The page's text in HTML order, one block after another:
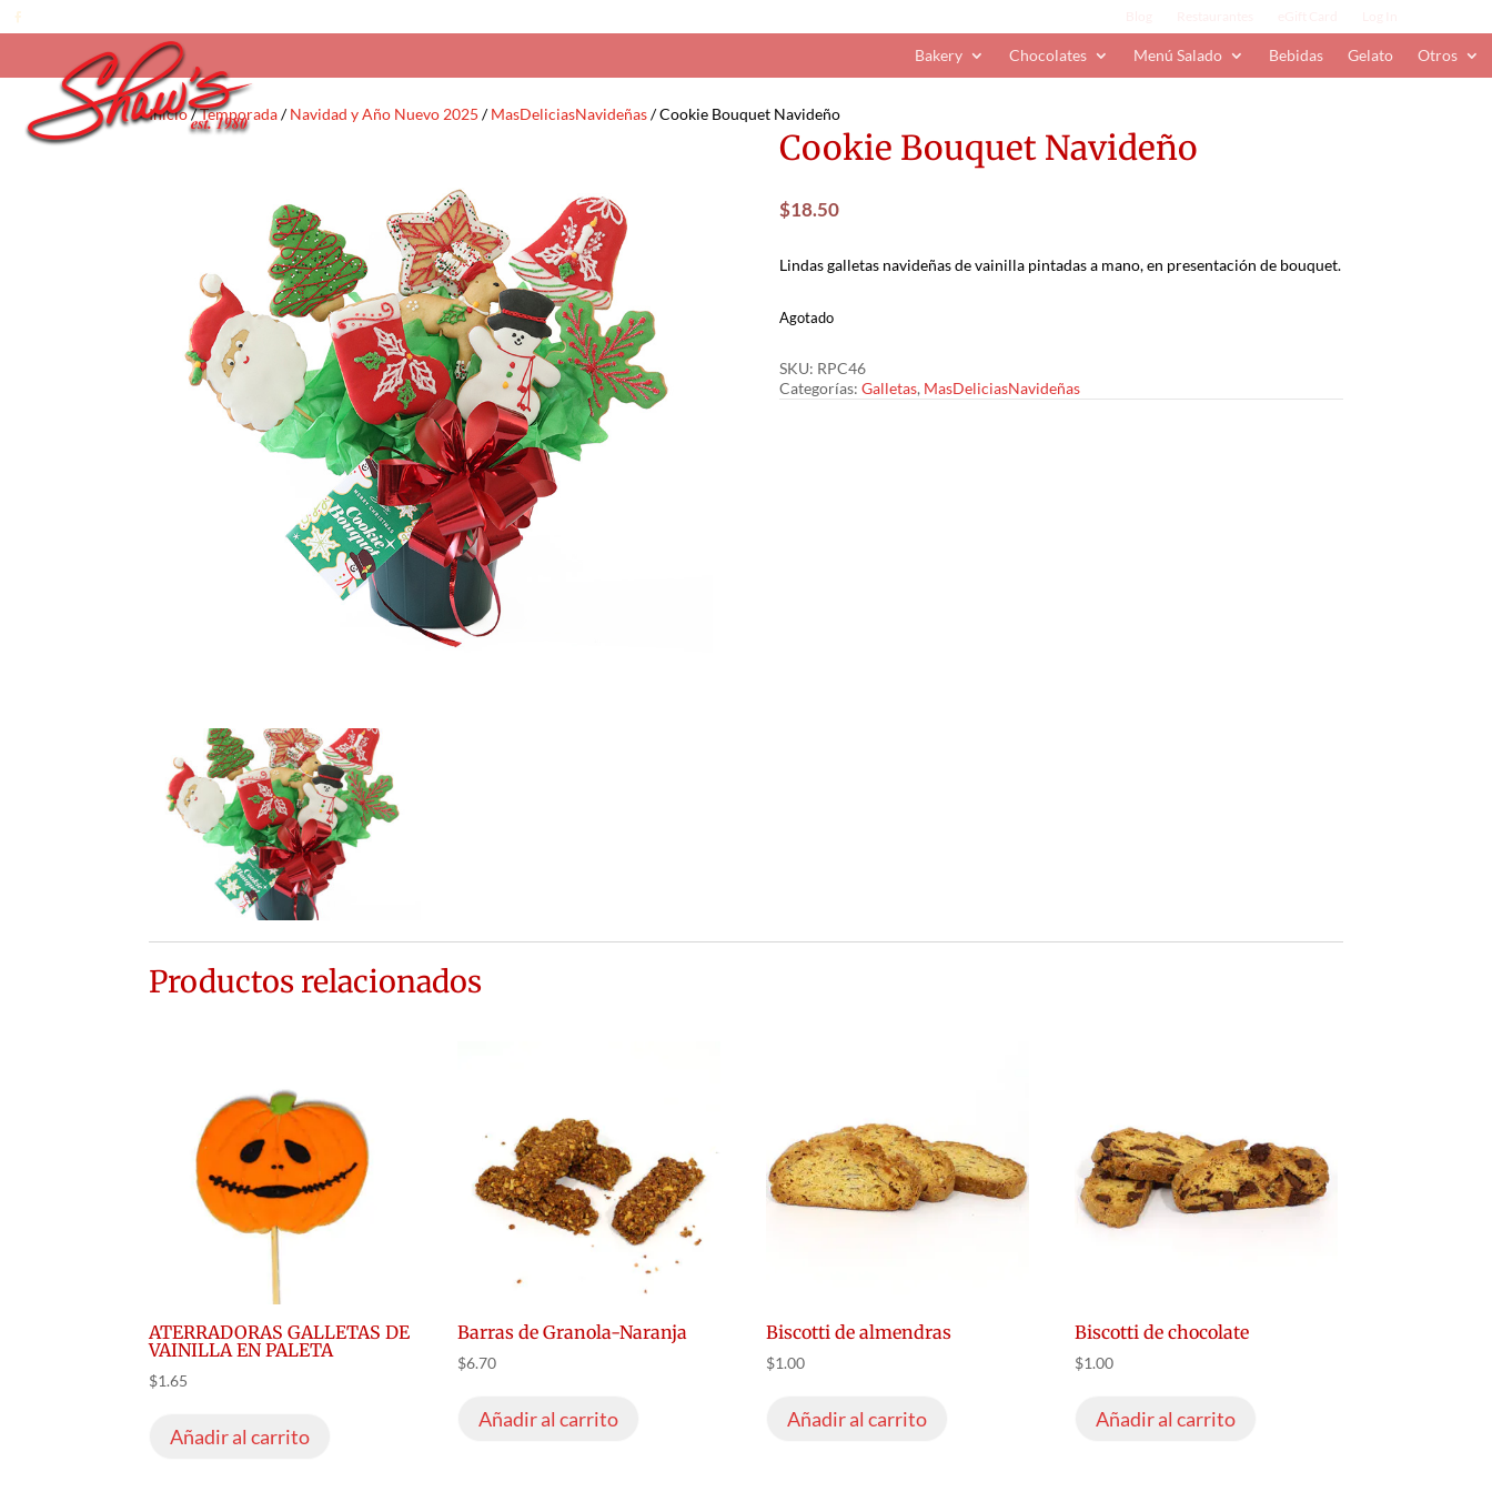
Bakery Chocolates Menú Salado Bebidas Gelato Otros
Inicio/Temporada/Navidad y Año Nuevo 2025 /MasDeliciasNavideñas/ Cookie Bouquet Navideño
Cookie Bouquet Navideño
$18.50
Lindas galletas navideñas de vainilla pintadas a mano, en presentación de bouquet.
Agotado
SKU: RPC46
Categorías: Galletas, MasDeliciasNavideñas
Productos relacionados
ATERRADORAS GALLETAS DE
VAINILLA EN PALETA
$1.65
Añadir al carrito
Barras de Granola-Naranja
$6.70
Añadir al carrito
Biscotti de almendras
$1.00
Añadir al carrito
Biscotti de chocolate
$1.00
Añadir al carrito